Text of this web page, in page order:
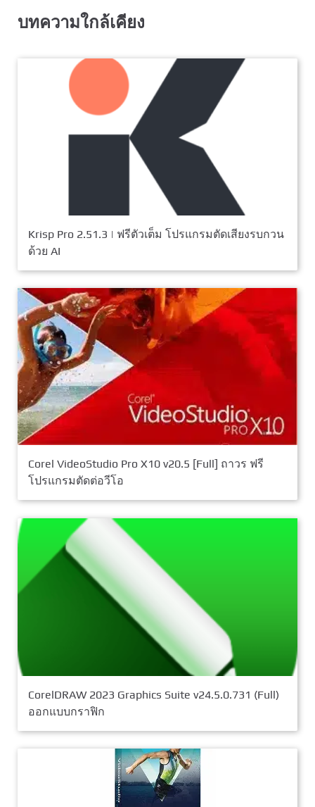
บทความใกล้เคียง
Krisp Pro 2.51.3 | ฟรีตัวเต็ม โปรแกรมตัดเสียงรบกวน
ด้วย AI
Corel VideoStudio Pro X10 v20.5 [Full] ถาวร ฟรี
โปรแกรมตัดต่อวีโอ
CorelDRAW 2023 Graphics Suite v24.5.0.731 (Full)
ออกแบบกราฟิก